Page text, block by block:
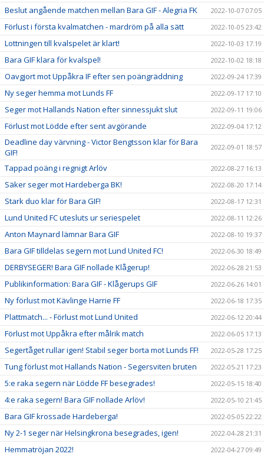
Beslut angående matchen mellan Bara GIF - Alegria FK 2022-10-07 07:05
Förlust i första kvalmatchen - mardröm på alla sätt 2022-10-05 23:42
Lottningen till kvalspelet är klart! 2022-10-03 17:19
Bara GIF klara för kvalspel! 2022-10-02 18:18
Oavgjort mot Uppåkra IF efter sen poängräddning 2022-09-24 17:39
Ny seger hemma mot Lunds FF 2022-09-17 17:10
Seger mot Hallands Nation efter sinnessjukt slut 2022-09-11 19:06
Förlust mot Lödde efter sent avgörande 2022-09-04 17:12
Deadline day värvning - Victor Bengtsson klar för Bara
GIF!
2022-09-01 18:57
Tappad poäng i regnigt Arlöv 2022-08-27 16:13
Säker seger mot Hardeberga BK! 2022-08-20 17:14
Stark duo klar för Bara GIF! 2022-08-17 12:31
Lund United FC utesluts ur seriespelet 2022-08-11 12:26
Anton Maynard lämnar Bara GIF 2022-08-10 19:37
Bara GIF tilldelas segern mot Lund United FC! 2022-06-30 18:49
DERBYSEGER! Bara GIF nollade Klågerup! 2022-06-28 21:53
Publikinformation: Bara GIF - Klågerups GIF 2022-06-26 14:01
Ny förlust mot Kävlinge Harrie FF 2022-06-18 17:35
Plattmatch... - Förlust mot Lund United 2022-06-12 20:44
Förlust mot Uppåkra efter målrik match 2022-06-05 17:13
Segertåget rullar igen! Stabil seger borta mot Lunds FF! 2022-05-28 17:25
Tung förlust mot Hallands Nation - Segersviten bruten 2022-05-21 17:23
5:e raka segern när Lödde FF besegrades! 2022-05-15 18:40
4:e raka segern! Bara GIF nollade Arlöv! 2022-05-10 21:45
Bara GIF krossade Hardeberga! 2022-05-05 22:22
Ny 2-1 seger när Helsingkrona besegrades, igen! 2022-04-28 21:31
Hemmatröjan 2022! 2022-04-27 09:49